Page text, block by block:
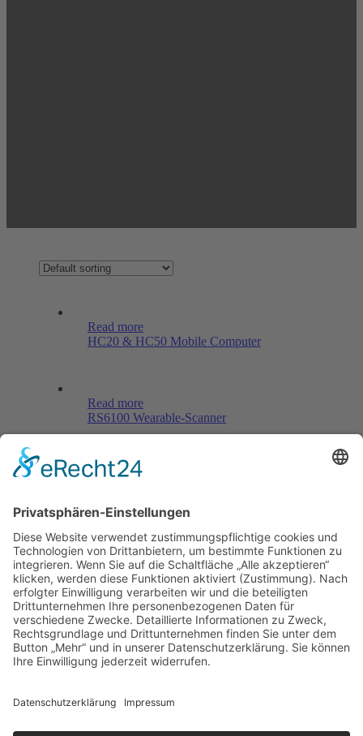
Read more
HC20 & HC50 Mobile Computer
Read more
RS6100 Wearable-Scanner
Menü
Home
Kontakt
AGB
Datenschutzerklärung
Impressum
Anschrift
BSI Vertriebs GmbH